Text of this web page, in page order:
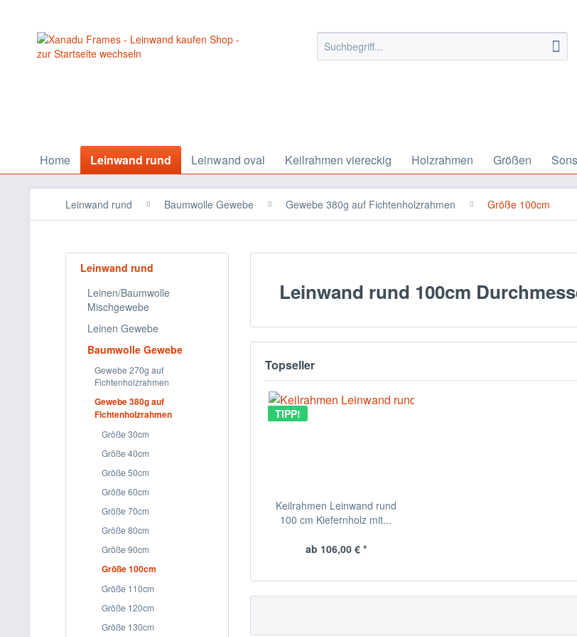
Home Leinwand rund Leinwand oval Keilrahmen viereckig Holzrahmen Größen
Leinwand rund Baumwolle Gewebe Gewebe 380g auf Fichtenholzrahmen Größe 100cm
Leinwand rund
Leinen/Baumwolle
Mischgewebe
Leinen Gewebe
Baumwolle Gewebe
Gewebe 270g auf
Fichtenholzrahmen
Gewebe 380g auf
Fichtenholzrahmen
Größe 30cm
Größe 40cm
Größe 50cm
Größe 60cm
Größe 70cm
Größe 80cm
Größe 90cm
Größe 100cm
Größe 110cm
Größe 120cm
Größe 130cm
Leinwand rund 100cm
Topseller
TIPP!
Keilrahmen Leinwand rund
100 cm Kiefernholz mit...
ab 106,00 € *